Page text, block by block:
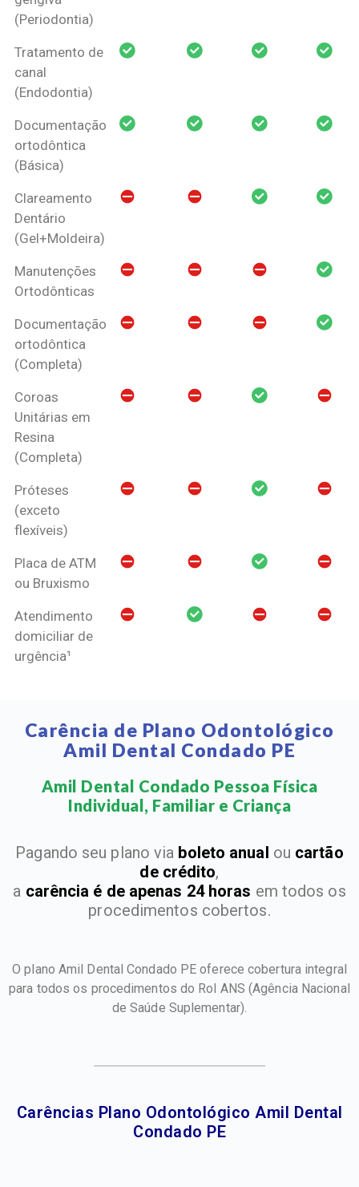
(Periodontia)
Tratamento de
canal
(Endodontia)
Documentação
ortodôntica
(Básica)
Clareamento
Dentário
(Gel+Moldeira)
Manutenções
Ortodônticas
Documentação
ortodôntica
(Completa)
Coroas
Unitárias em
Resina
(Completa)
Próteses
(exceto
flexíveis)
Placa de ATM
ou Bruxismo
Atendimento
domiciliar de
urgência¹
Carência de Plano Odontológico
Amil Dental Condado PE
Amil Dental Condado Pessoa Física
Individual, Familiar e Criança​
Pagando seu plano via boleto anual ou cartão
de crédito,
a carência é de apenas 24 horas em todos os
procedimentos cobertos.
O plano Amil Dental Condado PE oferece cobertura integral
para todos os procedimentos do Rol ANS(Agência Nacional
de Saúde Suplementar).
Carências Plano Odontológico Amil Dental
Condado PE​